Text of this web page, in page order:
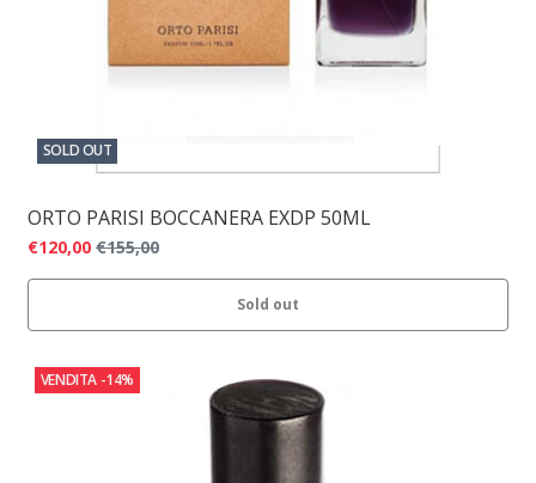
SOLD OUT
ORTO PARISI BOCCANERA EXDP 50ML
€120,00 €155,00
Sold out
VENDITA -14%